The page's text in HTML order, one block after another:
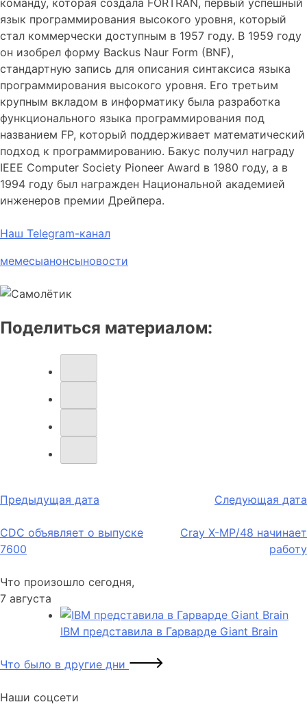
команду, которая создала FORTRAN, первый успешный
язык программирования высокого уровня, который
стал коммерчески доступным в 1957 году. В 1959 году
он изобрел форму Backus Naur Form (BNF),
стандартную запись для описания синтаксиса языка
программирования высокого уровня. Его третьим
крупным вкладом в информатику была разработка
функционального языка программирования под
названием FP, который поддерживает математический
подход к программированию. Бакус получил награду
IEEE Computer Society Pioneer Award в 1980 году, а в
1994 году был награжден Национальной академией
инженеров премии Дрейпера.
Наш Telegram-канал
мемесыанонсыновости
Поделиться материалом:
Навигация
записям
Предыдущая дата
CDC объявляет о выпуске
7600
Следующая дата
Cray X-MP/48 начинает
работу
Что произошло сегодня,
7 августа
IBM представила в Гарварде Giant Brain
Что было в другие дни
Наши соцсети